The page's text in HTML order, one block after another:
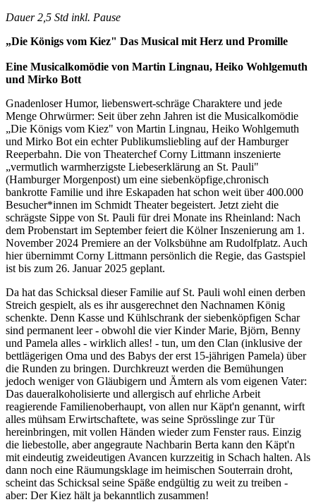
Dauer 2,5 Std inkl. Pause
„Die Königs vom Kiez" Das Musical mit Herz und Promille
Eine Musicalkomödie von Martin Lingnau, Heiko Wohlgemuth
und Mirko Bott
Gnadenloser Humor, liebenswert-schräge Charaktere und jede
Menge Ohrwürmer: Seit über zehn Jahren ist die Musicalkomödie
„Die Königs vom Kiez" von Martin Lingnau, Heiko Wohlgemuth
und Mirko Bot ein echter Publikumsliebling auf der Hamburger
Reeperbahn. Die von Theaterchef Corny Littmann inszenierte
„vermutlich warmherzigste Liebeserklärung an St. Pauli"
(Hamburger Morgenpost) um eine siebenköpfige,chronisch
bankrotte Familie und ihre Eskapaden hat schon weit über 400.000
Besucher*innen im Schmidt Theater begeistert. Jetzt zieht die
schrägste Sippe von St. Pauli für drei Monate ins Rheinland: Nach
dem Probenstart im September feiert die Kölner Inszenierung am 1.
November 2024 Premiere an der Volksbühne am Rudolfplatz. Auch
hier übernimmt Corny Littmann persönlich die Regie, das Gastspiel
ist bis zum 26. Januar 2025 geplant.
Da hat das Schicksal dieser Familie auf St. Pauli wohl einen derben
Streich gespielt, als es ihr ausgerechnet den Nachnamen König
schenkte. Denn Kasse und Kühlschrank der siebenköpfigen Schar
sind permanent leer - obwohl die vier Kinder Marie, Björn, Benny
und Pamela alles - wirklich alles! - tun, um den Clan (inklusive der
bettlägerigen Oma und des Babys der erst 15-jährigen Pamela) über
die Runden zu bringen. Durchkreuzt werden die Bemühungen
jedoch weniger von Gläubigern und Ämtern als vom eigenen Vater:
Das daueralkoholisierte und allergisch auf ehrliche Arbeit
reagierende Familienoberhaupt, von allen nur Käpt'n genannt, wirft
alles mühsam Erwirtschaftete, was seine Sprösslinge zur Tür
hereinbringen, mit vollen Händen wieder zum Fenster raus. Einzig
die liebestolle, aber angegraute Nachbarin Berta kann den Käpt'n
mit eindeutig zweideutigen Avancen kurzzeitig in Schach halten. Als
dann noch eine Räumungsklage im heimischen Souterrain droht,
scheint das Schicksal seine Späße endgültig zu weit zu treiben -
aber: Der Kiez hält ja bekanntlich zusammen!